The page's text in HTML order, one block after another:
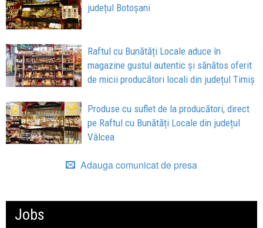
județul Botoșani
Raftul cu Bunătăți Locale aduce în
magazine gustul autentic și sănătos oferit
de micii producători locali din județul Timiș
Produse cu suflet de la producători, direct
pe Raftul cu Bunătăți Locale din județul
Vâlcea
Adauga comunicat de presa
Jobs